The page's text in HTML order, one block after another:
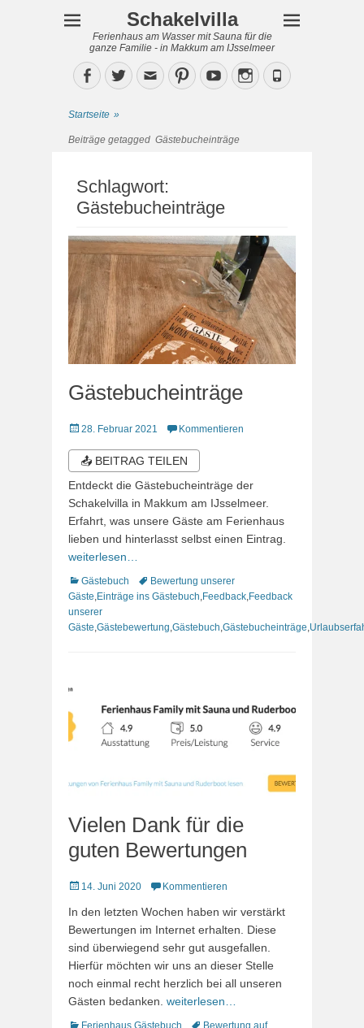
Schakelvilla
Ferienhaus am Wasser mit Sauna für die
ganze Familie - in Makkum am IJsselmeer
Facebook
TwitterEmailPinterestYouTubeInstagram
Phone
Startseite »
Beiträge getagged Gästebucheinträge
Schlagwort:
Gästebucheinträge
Gästebucheinträge
Veröffentlicht
28. Februar 2021 Kommentieren
📤 BEITRAG TEILEN
Entdeckt die Gästebucheinträge der
Schakelvilla in Makkum am IJsselmeer.
Erfahrt, was unsere Gäste am Ferienhaus
lieben und hinterlasst selbst einen Eintrag.
weiterlesen…
Kategorien
Gästebuch Schlagworte
Bewertung unserer
Gäste Einträge ins Gästebuch Feedback Feedback
unserer
Gäste Gästebewertung Gästebuch Gästebucheinträge
Vielen Dank für die
guten Bewertungen
Veröffentlicht
14. Juni 2020 Kommentieren
In den letzten Wochen haben wir verstärkt
Bewertungen im Internet erhalten. Diese
sind überwiegend sehr gut ausgefallen.
Hierfür möchten wir uns an dieser Stelle
noch einmal recht herzlich bei all unseren
Gästen bedanken. weiterlesen…
Kategorien
Ferienhaus,Gästebuch Schlagworte
Bewertung auf